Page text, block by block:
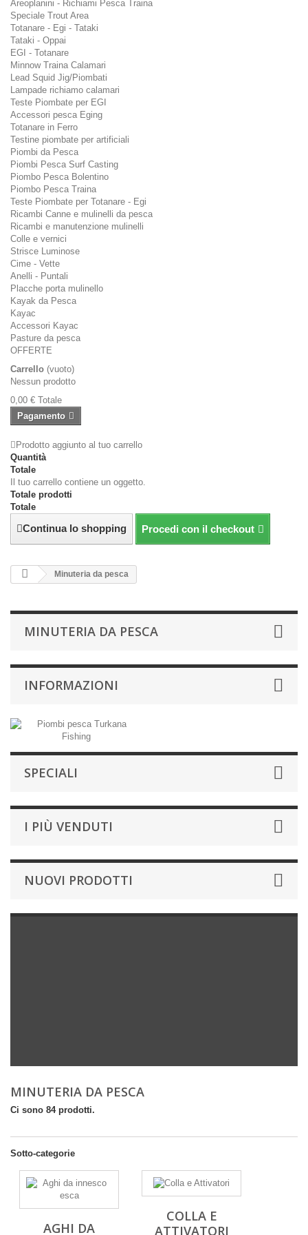
Areoplanini - Richiami Pesca Traina
Speciale Trout Area
Totanare - Egi - Tataki
Tataki - Oppai
EGI - Totanare
Minnow Traina Calamari
Lead Squid Jig/Piombati
Lampade richiamo calamari
Teste Piombate per EGI
Accessori pesca Eging
Totanare in Ferro
Testine piombate per artificiali
Piombi da Pesca
Piombi Pesca Surf Casting
Piombo Pesca Bolentino
Piombo Pesca Traina
Teste Piombate per Totanare - Egi
Ricambi Canne e mulinelli da pesca
Ricambi e manutenzione mulinelli
Colle e vernici
Strisce Luminose
Cime - Vette
Anelli - Puntali
Placche porta mulinello
Kayak da Pesca
Kayac
Accessori Kayac
Pasture da pesca
OFFERTE
Carrello (vuoto)
Nessun prodotto
0,00 € Totale
Pagamento
Prodotto aggiunto al tuo carrello
Quantità
Totale
Il tuo carrello contiene un oggetto.
Totale prodotti
Totale
Continua lo shopping Procedi con il checkout
Minuteria da pesca
MINUTERIA DA PESCA
INFORMAZIONI
SPECIALI
I PIÙ VENDUTI
NUOVI PRODOTTI
MINUTERIA DA PESCA
Ci sono 84 prodotti.
Sotto-categorie
AGHI DA
COLLA E
ATTIVATORI